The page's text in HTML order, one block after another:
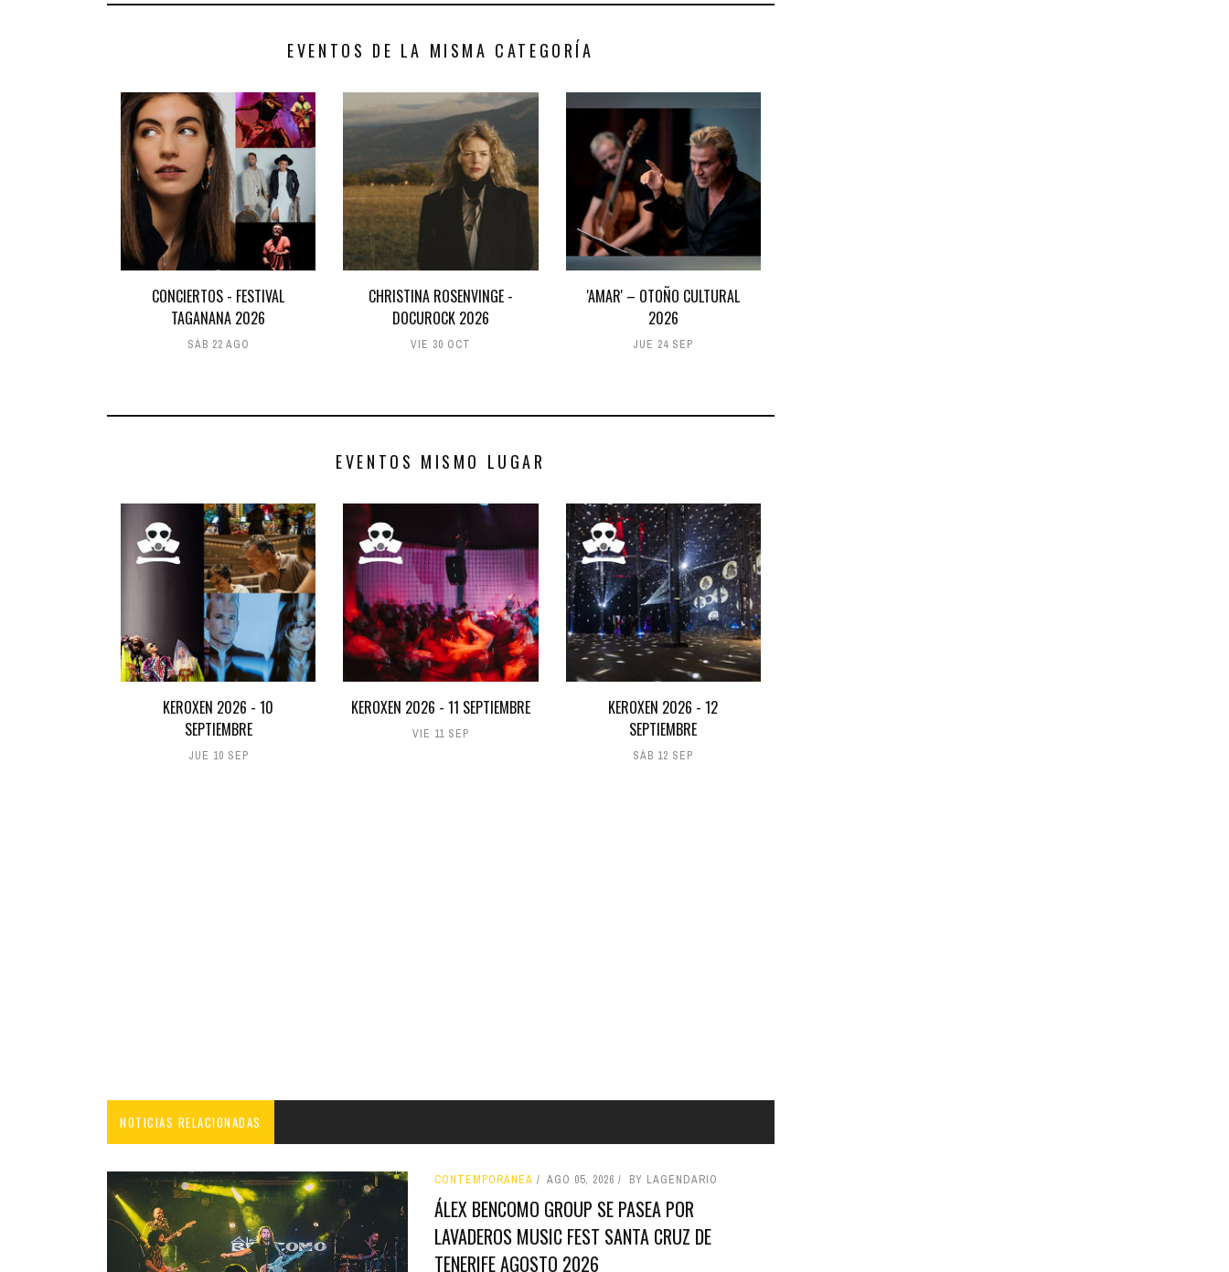
EVENTOS DE LA MISMA CATEGORÍA
CONCIERTOS - FESTIVAL
TAGANANA 2026
SÁB 22 AGO
CHRISTINA ROSENVINGE -
DOCUROCK 2026
VIE 30 OCT
'AMAR' – OTOÑO CULTURAL
2026
JUE 24 SEP
EVENTOS MISMO LUGAR
KEROXEN 2026 - 10
SEPTIEMBRE
JUE 10 SEP
KEROXEN 2026 - 11 SEPTIEMBRE
VIE 11 SEP
KEROXEN 2026 - 12
SEPTIEMBRE
SÁB 12 SEP
NOTICIAS RELACIONADAS
CONTEMPORÁNEA AGO 05, 2026 BY LAGENDARIO
ÁLEX BENCOMO GROUP SE PASEA POR
LAVADEROS MUSIC FEST SANTA CRUZ DE
TENERIFE AGOSTO 2026